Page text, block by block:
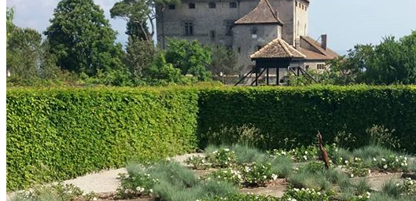
Groupes
Boutique